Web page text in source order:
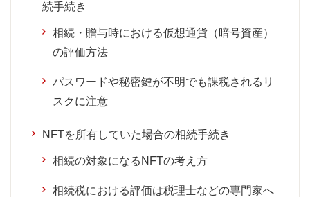
続手続き
相続・贈与時における仮想通貨（暗号資産）
の評価方法
パスワードや秘密鍵が不明でも課税されるリ
スクに注意
NFTを所有していた場合の相続手続き
相続の対象になるNFTの考え方
相続税における評価は税理士などの専門家へ